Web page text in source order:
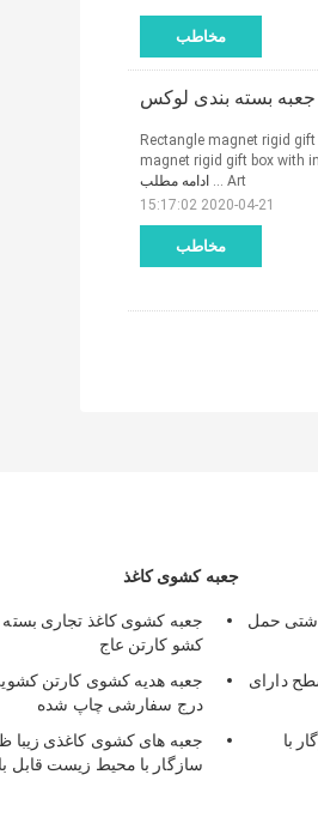
مخاطب
بسته بندی لوکس
مخاطب
Rectangle magnet rigid
magnet rigid gift box with
Art ...
ادامه مطلب
2020-04-21 15:17:02
جعبه کشوی کاغذ
جعبه کشوی کاغذ تجاری بسته
کشو کارتن عاج
جعبه هدیه کشوی کارتن
درج سفارشی چاپ شده
جعبه های کشوی کاغذی زیبا
سازگار با محیط زیست قابل
حمل
دارای
با